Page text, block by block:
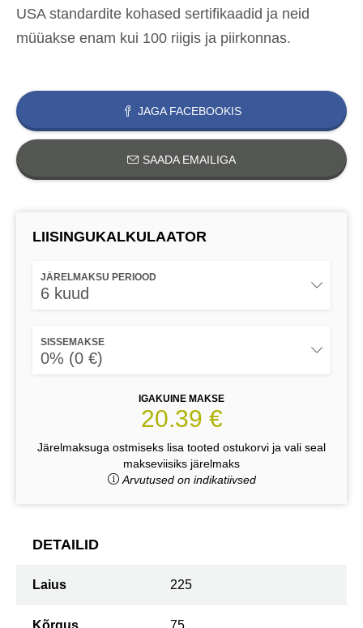
USA standardite kohased sertifikaadid ja neid
müüakse enam kui 100 riigis ja piirkonnas.
JAGA FACEBOOKIS
SAADA EMAILIGA
LIISINGUKALKULAATOR
JÄRELMAKSU PERIOOD
6 kuud
SISSEMAKSE
0% (0 €)
IGAKUINE MAKSE
20.39 €
Järelmaksuga ostmiseks lisa tooted ostukorvi ja vali seal
makseviisiks järelmaks
Arvutused on indikatiivsed
DETAILID
Laius 225
Kõrgus 75